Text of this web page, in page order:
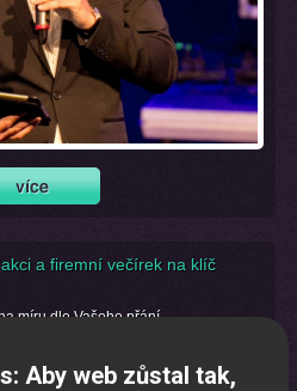
a firemní večírek na klíč
míru dle Vašeho přání.
Aby web zůstal tak,